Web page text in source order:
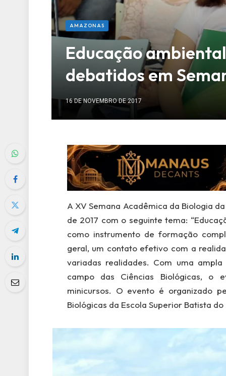
AMAZONAS
Educação
debatidos em
16 DE NOVEMBRO DE 2017
A XV Semana Acadêmica da Biologia
de 2017 com o seguinte tema:
como instrumento de formação
geral, um contato efetivo com a
variadas realidades. Com uma
campo das Ciências Biológicas, o
minicursos. O evento é organizado
Biológicas da Escola Superior Batista